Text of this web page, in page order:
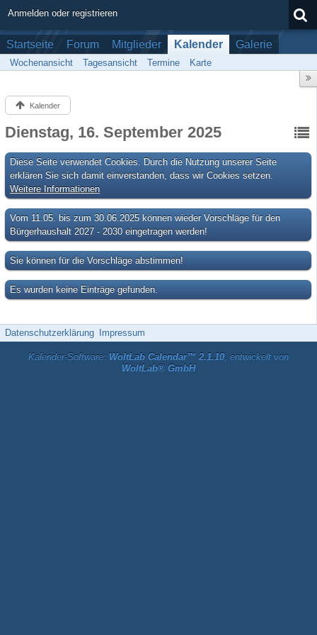
Anmelden oder registrieren
Startseite Forum Mitglieder Kalender Galerie
Wochenansicht Tagesansicht Termine Karte
Kalender
Dienstag, 16. September 2025
Diese Seite verwendet Cookies. Durch die Nutzung unserer Seite
erklären Sie sich damit einverstanden, dass wir Cookies setzen.
Weitere Informationen
Vom 11.05. bis zum 30.06.2025 können wieder Vorschläge für den
Bürgerhaushalt 2027 - 2030 eingetragen werden!
Sie können für die Vorschläge abstimmen!
Es wurden keine Einträge gefunden.
Datenschutzerklärung Impressum
Kalender-Software: WoltLab Calendar™ 2.1.10, entwickelt von
WoltLab® GmbH